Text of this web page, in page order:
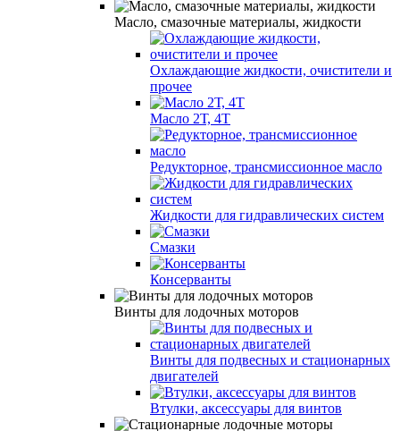
Масло, смазочные материалы, жидкости
Охлаждающие жидкости, очистители и
прочее
Масло 2Т, 4Т
Редукторное, трансмиссионное масло
Жидкости для гидравлических систем
Смазки
Консерванты
Винты для лодочных моторов
Винты для подвесных и стационарных
двигателей
Втулки, аксессуары для винтов